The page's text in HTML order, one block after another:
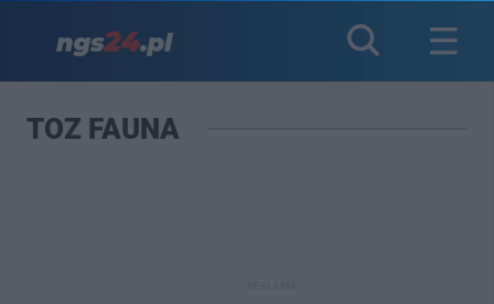
TOZ FAUNA